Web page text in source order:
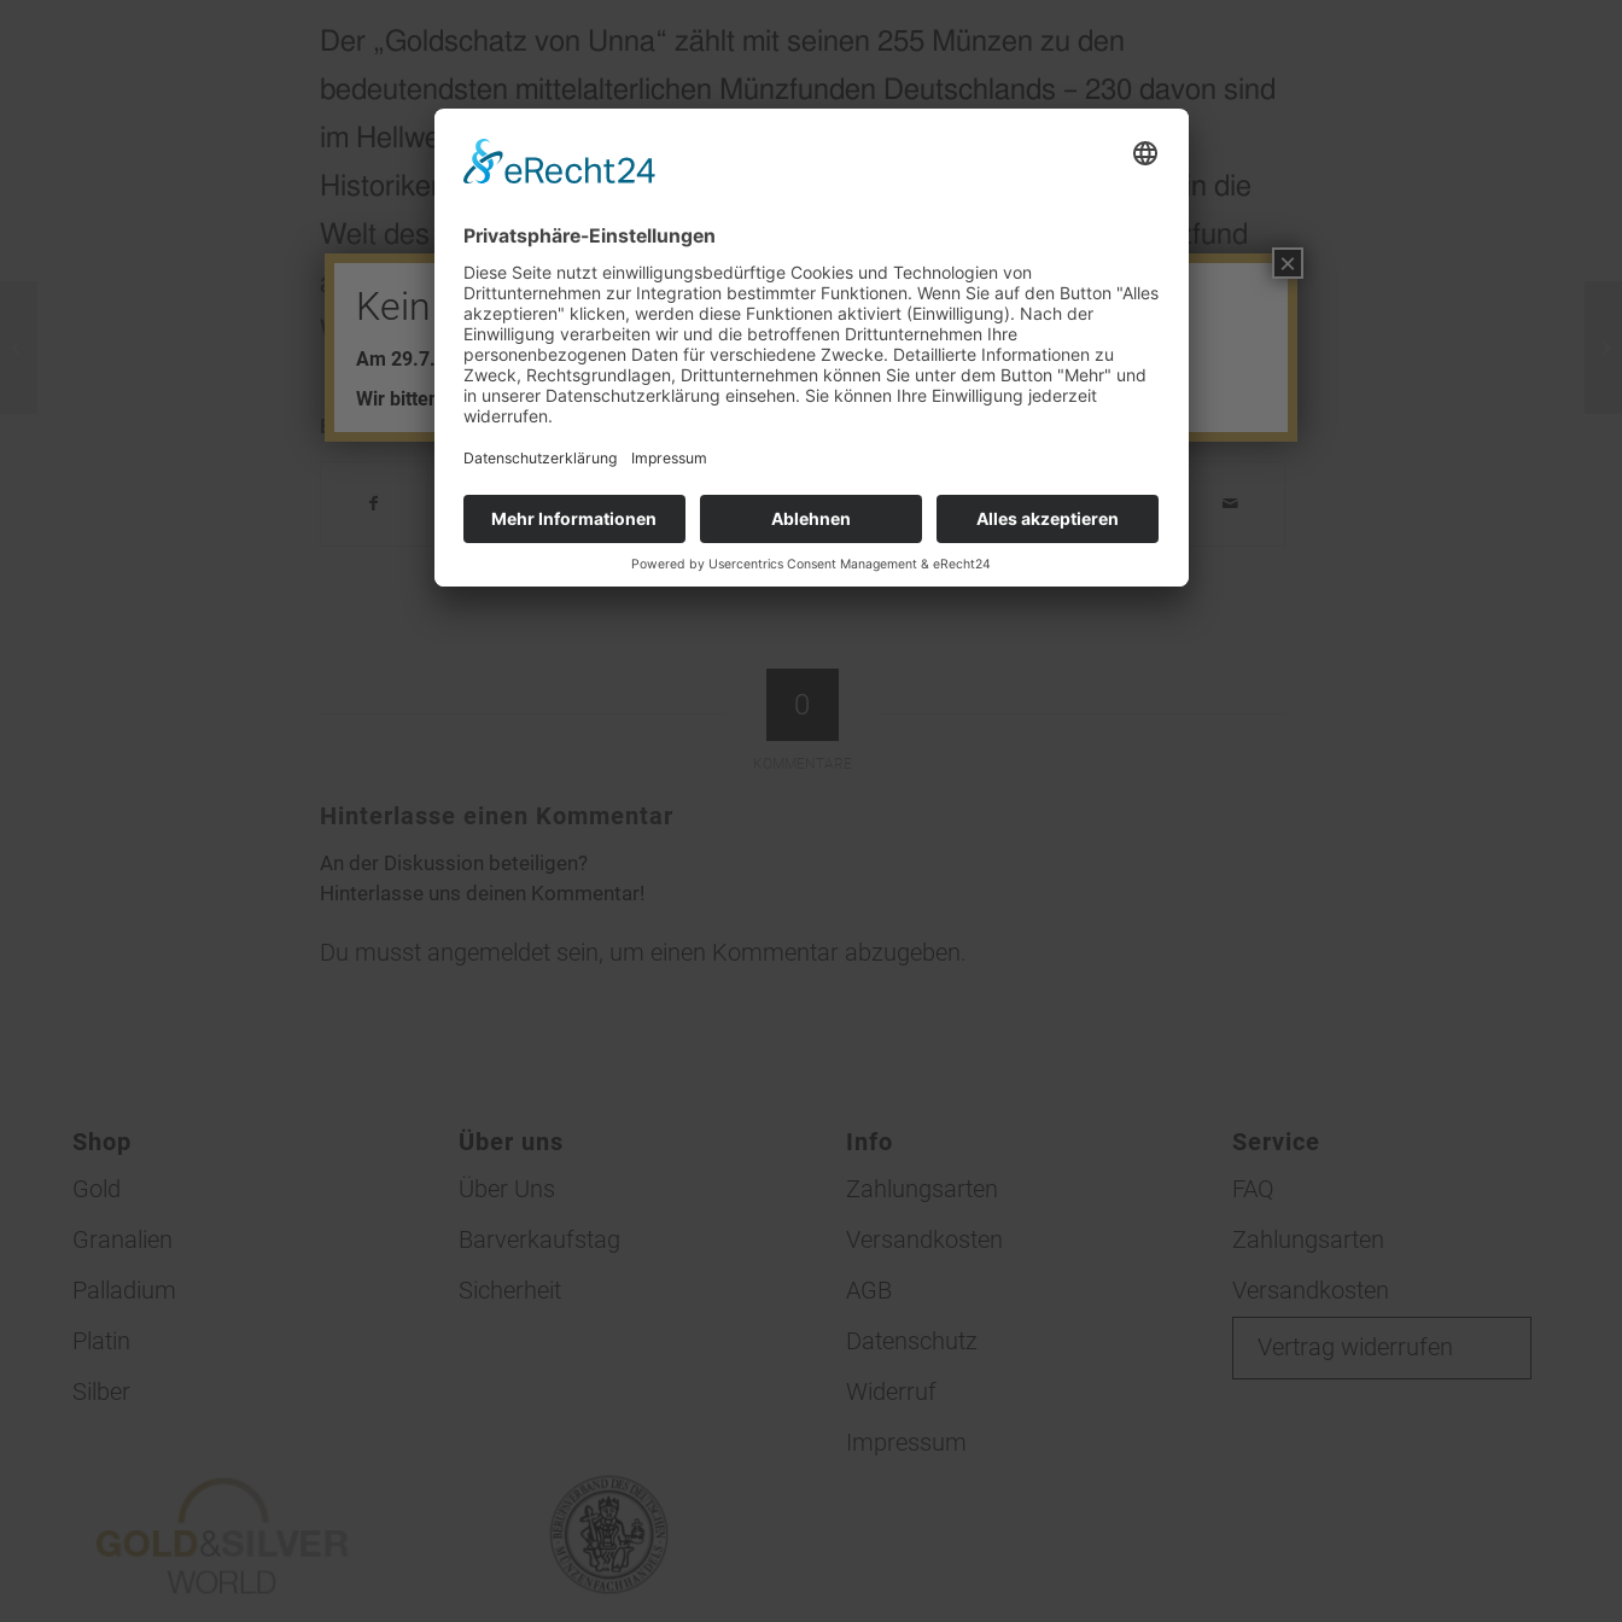
Der „Goldschatz von Unna“ zählt mit seinen 255 Münzen zu den
bedeutendsten mittelalterlichen Münzfunden Deutschlands – 230 davon sind
im Hellweg-Museum Unna zu sehen. Bei einem Rundgang mit einer
Historikerin und Museumspädagogin tauchen die Teilnehmenden ein in die
Welt des mittelalterlichen Unna, erfahren Spannendes über den Münzfund
an der Massener Straße und entdecken, warum Menschen einst ihre
Wertsachen im Boden verbargen.
Eintrag teilen
0
Hinterlasse einen Kommentar
An der Diskussion beteiligen?
Hinterlasse uns deinen Kommentar!
Du musst angemeldet sein, um einen Kommentar abzugeben.
Shop
Gold
Granalien
Palladium
Platin
Silber
Über uns
Über Uns
Barverkaufstag
Sicherheit
Info
Zahlungsarten
Versandkosten
AGB
Datenschutz
Widerruf
Impressum
Service
FAQ
Zahlungsarten
Versandkosten
Vertrag widerrufen
Kein Barverkaufstag am 29.7. + 5.8.
Am 29.7. + 5.8. findet unser Barverkaufstag in Rheinstetten leider nicht statt.
Wir bitten um Ihr Verständnis!
×